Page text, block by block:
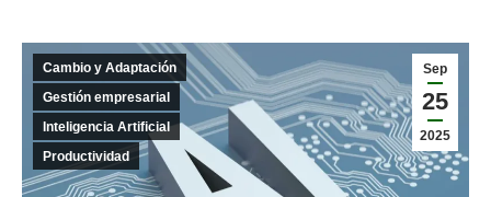
Sep
25
2025
Cambio y Adaptación
Gestión empresarial
Inteligencia Artificial
Productividad